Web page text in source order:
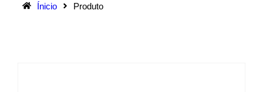
Ínicio Produto